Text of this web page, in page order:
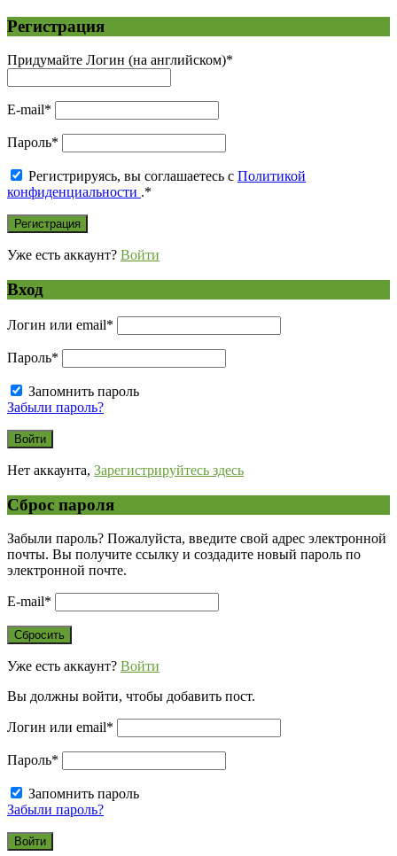
Регистрация
Придумайте Логин (на английском)*
E-mail*
Пароль*
Регистрируясь, вы соглашаетесь с Политикой
конфиденциальности .*
Уже есть аккаунт? Войти
Вход
Логин или email*
Пароль*
Запомнить пароль
Забыли пароль?
Нет аккаунта, Зарегистрируйтесь здесь
Сброс пароля
Забыли пароль? Пожалуйста, введите свой адрес электронной
почты. Вы получите ссылку и создадите новый пароль по
электронной почте.
E-mail*
Уже есть аккаунт? Войти
Вы должны войти, чтобы добавить пост.
Логин или email*
Пароль*
Запомнить пароль
Забыли пароль?